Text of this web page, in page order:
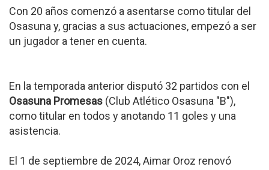
Con 20 años comenzó a asentarse como titular del
Osasuna y, gracias a sus actuaciones, empezó a ser
un jugador a tener en cuenta.
En la temporada anterior disputó 32 partidos con el
Osasuna Promesas (Club Atlético Osasuna "B"),
como titular en todos y anotando 11 goles y una
asistencia.
El 1 de septiembre de 2024, Aimar Oroz renovó